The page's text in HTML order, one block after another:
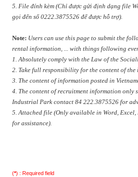
5. File đính kèm (Chỉ được gửi định dạng file
gọi đến số 0222.3875526 để được hỗ trợ).
Note: Users can use this page to submit the
rental information, ... with things following
1. Absolutely comply with the Law of the
2. Take full responsibility for the content of the
3. The content of information posted in
4. The content of recruitment information only
Industrial Park contact 84 222.3875526 for
5. Attached file (Only available in Word,
for assistance).
(*) : Required field